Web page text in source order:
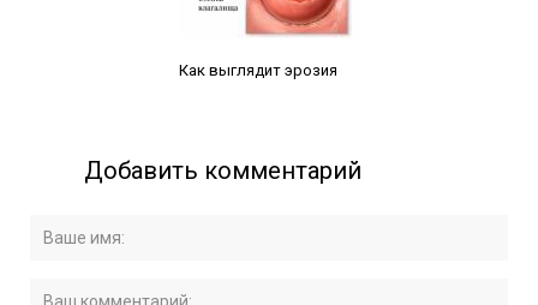
Как выглядит эрозия
Добавить комментарий